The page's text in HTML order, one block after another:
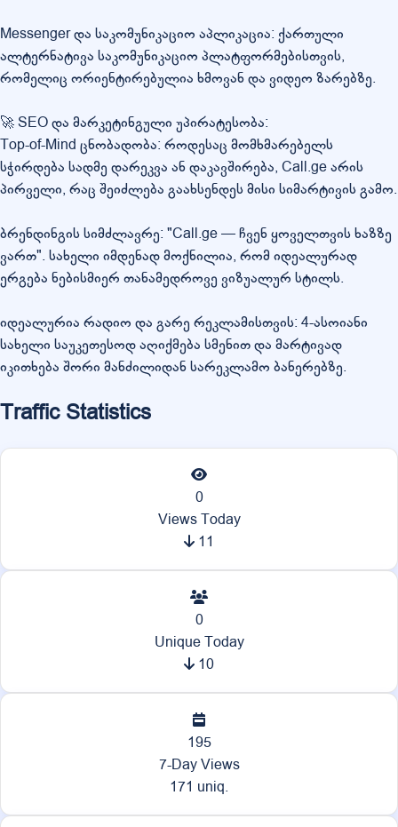
Messenger და საკომუნიკაციო აპლიკაცია: ქართული
ალტერნატივა საკომუნიკაციო პლატფორმებისთვის,
რომელიც ორიენტირებულია ხმოვან და ვიდეო ზარებზე.
🚀 SEO და მარკეტინგული უპირატესობა:
Top-of-Mind ცნობადობა: როდესაც მომხმარებელს
სჭირდება სადმე დარეკვა ან დაკავშირება, Call.ge არის
პირველი, რაც შეიძლება გაახსენდეს მისი სიმარტივის გამო.
ბრენდინგის სიმძლავრე: "Call.ge — ჩვენ ყოველთვის ხაზზე
ვართ". სახელი იმდენად მოქნილია, რომ იდეალურად
ერგება ნებისმიერ თანამედროვე ვიზუალურ სტილს.
იდეალურია რადიო და გარე რეკლამისთვის: 4-ასოიანი
სახელი საუკეთესოდ აღიქმება სმენით და მარტივად
იკითხება შორი მანძილიდან სარეკლამო ბანერებზე.
Traffic Statistics
0
Views Today
11
0
Unique Today
10
195
7-Day Views
171 uniq.